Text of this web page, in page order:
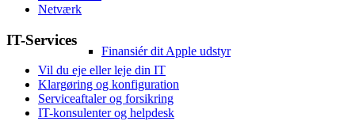
Finansiér dit Apple udstyr
Netværk
IT-Services
Vil du eje eller leje din IT
Klargøring og konfiguration
Serviceaftaler og forsikring
IT-konsulenter og helpdesk